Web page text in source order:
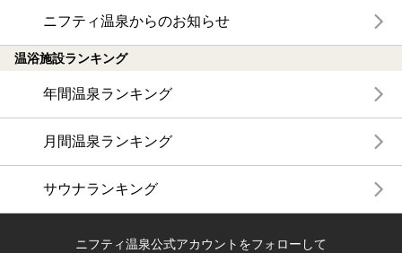
ニフティ温泉からのお知らせ
温浴施設ランキング
年間温泉ランキング
月間温泉ランキング
サウナランキング
ニフティ温泉公式アカウントをフォローして